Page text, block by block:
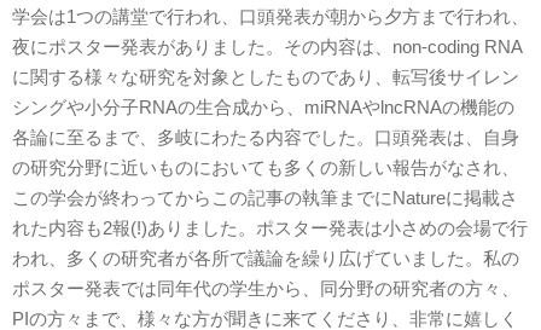
学会は1つの講堂で行われ、口頭発表が朝から夕方まで行われ、
夜にポスター発表がありました。その内容は、non-coding RNA
に関する様々な研究を対象としたものであり、転写後サイレン
シングや小分子RNAの生合成から、miRNAやlncRNAの機能の
各論に至るまで、多岐にわたる内容でした。口頭発表は、自身
の研究分野に近いものにおいても多くの新しい報告がなされ、
この学会が終わってからこの記事の執筆までにNatureに掲載さ
れた内容も2報(!)ありました。ポスター発表は小さめの会場で行
われ、多くの研究者が各所で議論を繰り広げていました。私の
ポスター発表では同年代の学生から、同分野の研究者の方々、
PIの方々まで、様々な方が聞きに来てくださり、非常に嬉しく